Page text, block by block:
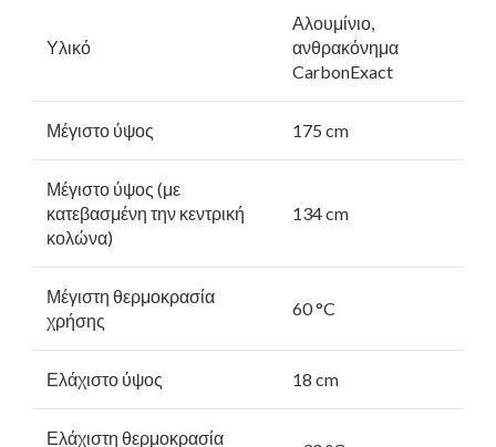
Υλικό
Αλουμίνιο,
ανθρακόνημα
CarbonExact
Μέγιστο ύψος 175 cm
Μέγιστο ύψος (με
κατεβασμένη την κεντρική
κολώνα)
134 cm
Μέγιστη θερμοκρασία
χρήσης
60 °C
Ελάχιστο ύψος 18 cm
Ελάχιστη θερμοκρασία